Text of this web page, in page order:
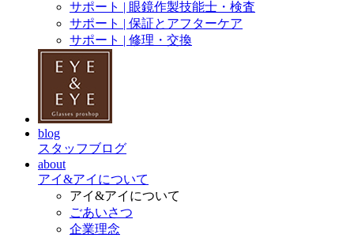
サポート | 眼鏡作製技能士・検査
サポート | 保証とアフターケア
サポート | 修理・交換
blog
スタッフブログ
about
アイ&アイについて
アイ&アイについて
ごあいさつ
企業理念